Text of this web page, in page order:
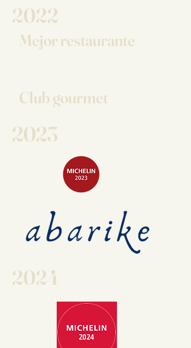
2022
Mejor restaurante
Club gourmet
2023
2024